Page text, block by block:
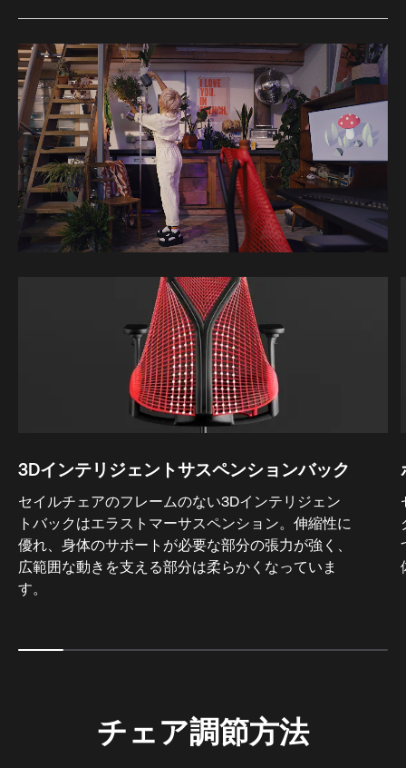
3Dインテリジェントサスペンションバック
セイルチェアのフレームのない3Dインテリジェン
トバックはエラストマーサスペンション。伸縮性に
優れ、身体のサポートが必要な部分の張力が強く、
広範囲な動きを支える部分は柔らかくなっていま
す。
チェア調節方法